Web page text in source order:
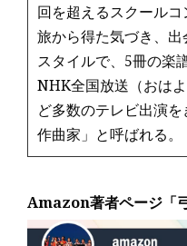
回を超えるスクールコ
旅から得た気づき、
スタイルで、5冊の楽
NHK全国放送（おは
ど多数のテレビ出演
作曲家」と呼ばれる。
Amazon著者ページ「